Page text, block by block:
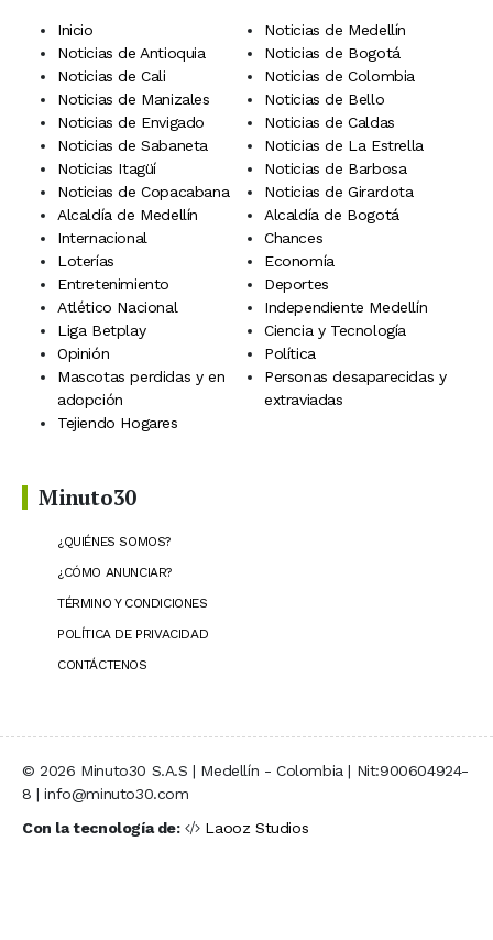
Inicio
Noticias de Medellín
Noticias de Antioquia
Noticias de Bogotá
Noticias de Cali
Noticias de Colombia
Noticias de Manizales
Noticias de Bello
Noticias de Envigado
Noticias de Caldas
Noticias de Sabaneta
Noticias de La Estrella
Noticias Itagüí
Noticias de Barbosa
Noticias de Copacabana
Noticias de Girardota
Alcaldía de Medellín
Alcaldía de Bogotá
Internacional
Chances
Loterías
Economía
Entretenimiento
Deportes
Atlético Nacional
Independiente Medellín
Liga Betplay
Ciencia y Tecnología
Opinión
Política
Mascotas perdidas y en
adopción
Personas desaparecidas y
extraviadas
Tejiendo Hogares
Minuto30
¿QUIÉNES SOMOS?
¿CÓMO ANUNCIAR?
TÉRMINO Y CONDICIONES
POLÍTICA DE PRIVACIDAD
CONTÁCTENOS
© 2026 Minuto30 S.A.S | Medellín - Colombia | Nit:900604924-
8 | info@minuto30.com
Con la tecnología de:
Laooz Studios